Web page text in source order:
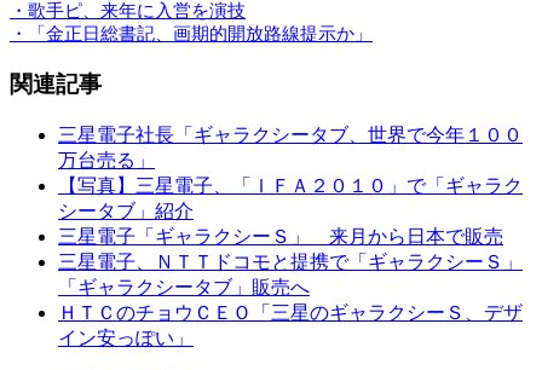
・歌手ピ、来年に入営を演技
・「金正日総書記、画期的開放路線提示か」
関連記事
三星電子社長「ギャラクシータブ、世界で今年１００
万台売る」
【写真】三星電子、「ＩＦＡ２０１０」で「ギャラク
シータブ」紹介
三星電子「ギャラクシーＳ」 来月から日本で販売
三星電子、ＮＴＴドコモと提携で「ギャラクシーＳ」
「ギャラクシータブ」販売へ
ＨＴＣのチョウＣＥＯ「三星のギャラクシーＳ、デザ
イン安っぽい」